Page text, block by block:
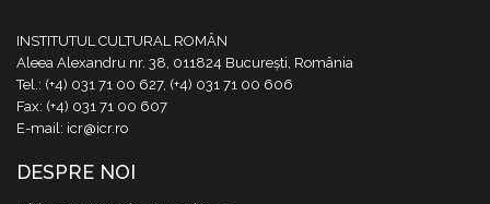
INSTITUTUL CULTURAL ROMÂN
Aleea Alexandru nr. 38, 011824 București, România
Tel.: (+4) 031 71 00 627, (+4) 031 71 00 606
Fax: (+4) 031 71 00 607
E-mail: icr@icr.ro
DESPRE NOI